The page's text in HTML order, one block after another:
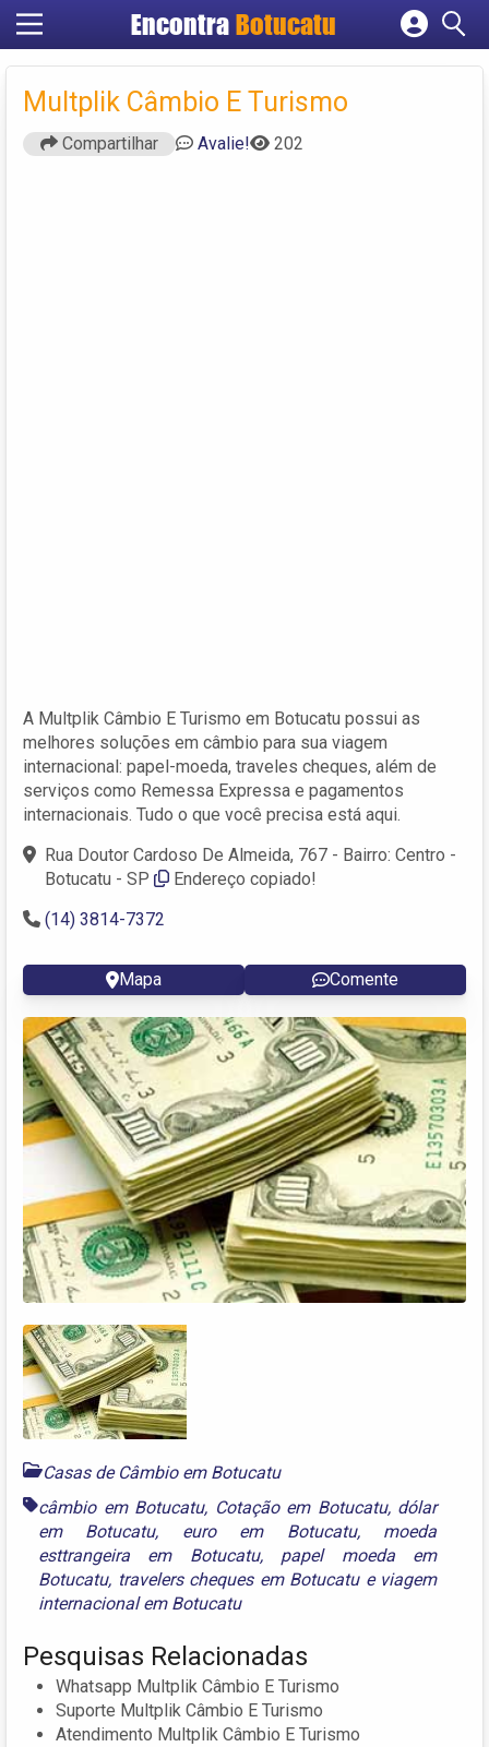
EncontraBotucatu
Cadastrar empresa
Criar conta
Multplik Câmbio E Turismo
Compartilhar Avalie! 202
A Multplik Câmbio E Turismo em Botucatu possui as
melhores soluções em câmbio para sua viagem
internacional: papel-moeda, traveles cheques, além de
serviços como Remessa Expressa e pagamentos
internacionais. Tudo o que você precisa está aqui.
Rua Doutor Cardoso De Almeida, 767 - Bairro: Centro -
Botucatu - SP
Endereço copiado!
(14) 3814-7372
Mapa Comente
Casas de Câmbio em Botucatu
câmbio em Botucatu, Cotação em Botucatu, dólar
em Botucatu, euro em Botucatu, moeda
esttrangeira em Botucatu, papel moeda em
Botucatu, travelers cheques em Botucatue viagem
internacional em Botucatu
Pesquisas Relacionadas
Whatsapp Multplik Câmbio E Turismo
Suporte Multplik Câmbio E Turismo
Atendimento Multplik Câmbio E Turismo